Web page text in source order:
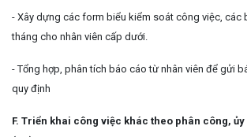
- Xây dựng các form biểu kiểm soát công việc, các
tháng cho nhân viên cấp dưới.
- Tổng hợp, phân tích báo cáo từ nhân viên để gửi
quy định
F. Triển khai công việc khác theo phân công,